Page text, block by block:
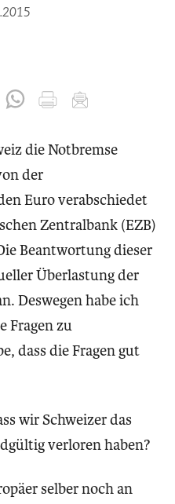
teilen teilen drucken
die Notbremse
der
Euro verabschiedet
Zentralbank (EZB)
Beantwortung dieser
Überlastung der
Deswegen habe ich
Fragen zu
dass die Fragen gut
wir Schweizer das
verloren haben?
selber noch an